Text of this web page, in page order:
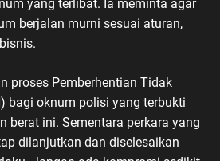
yang terlibat. Ia meminta agar
berjalan murni sesuai aturan,
proses Pemberhentian Tidak
bagi oknum polisi yang terbukti
berat ini. Sementara perkara yang
dilanjutkan dan diselesaikan